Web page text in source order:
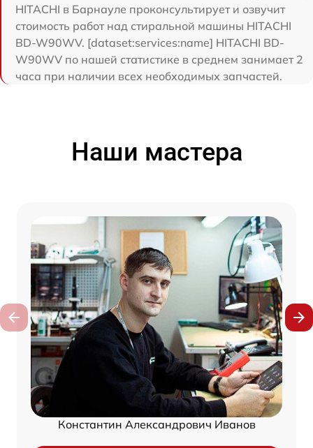
HITACHI в Барнауле проконсультирует и озвучит
стоимость работ над стиральной машины HITACHI
BD-W90WV. [dataset:services:name] HITACHI BD-
W90WV по нашей статистике в среднем занимает 2
часа при наличии всех необходимых запчастей.
Наши мастера
Константин Александрович Иванов